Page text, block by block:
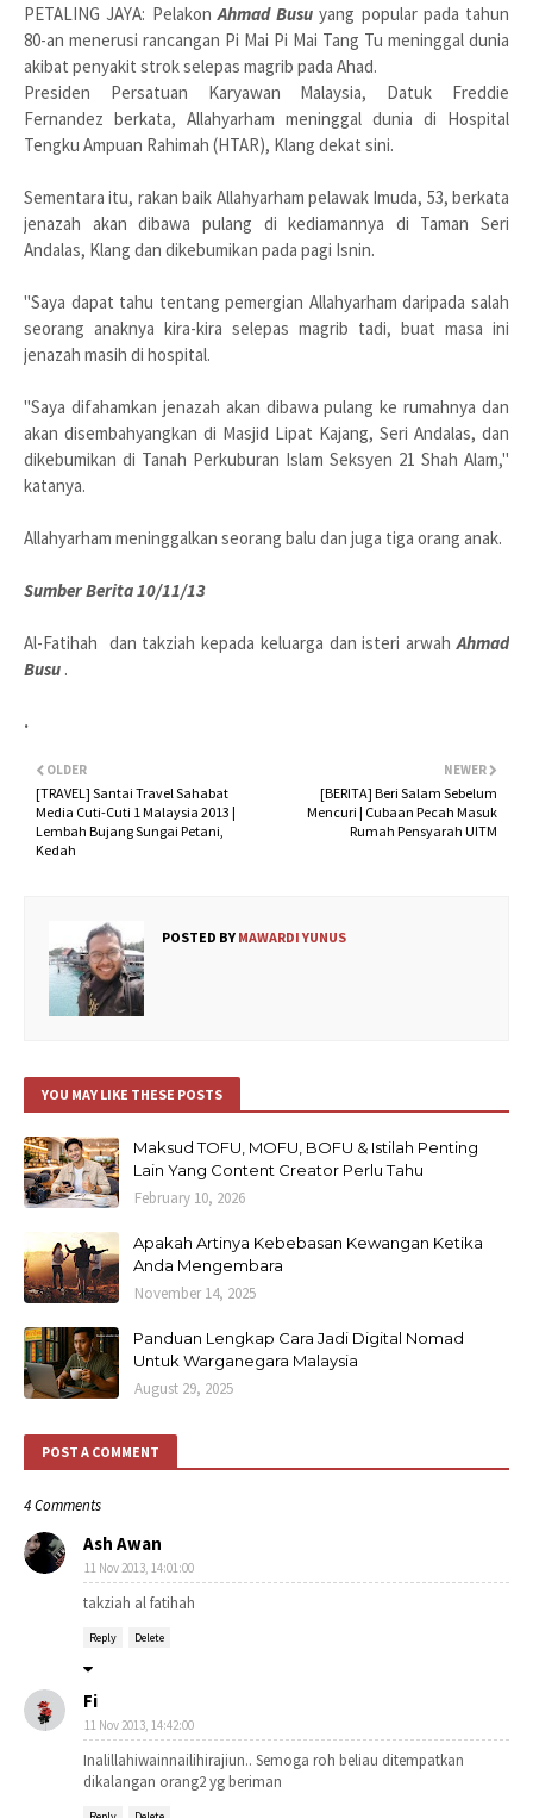
PETALING JAYA: PelakonAhmad Busu yang popular pada tahun
80-an menerusi rancangan Pi Mai Pi Mai Tang Tu meninggal dunia
akibat penyakit strok selepas magrib pada Ahad.
Presiden Persatuan Karyawan Malaysia, Datuk Freddie
Fernandez berkata, Allahyarham meninggal dunia di Hospital
Tengku Ampuan Rahimah (HTAR), Klang dekat sini.
Sementara itu, rakan baik Allahyarham pelawak Imuda, 53, berkata
jenazah akan dibawa pulang di kediamannya di Taman Seri
Andalas, Klang dan dikebumikan pada pagi Isnin.
"Saya dapat tahu tentang pemergian Allahyarham daripada salah
seorang anaknya kira-kira selepas magrib tadi, buat masa ini
jenazah masih di hospital.
"Saya difahamkan jenazah akan dibawa pulang ke rumahnya dan
akan disembahyangkan di Masjid Lipat Kajang, Seri Andalas, dan
dikebumikan di Tanah Perkuburan Islam Seksyen 21 Shah Alam,"
katanya.
Allahyarham meninggalkan seorang balu dan juga tiga orang anak.
Sumber Berita 10/11/13
Al-Fatihah dan takziah kepada keluarga dan isteri arwahAhmad
Busu .
.
NEWER
[BERITA] Beri Salam Sebelum
Mencuri | Cubaan Pecah Masuk
Rumah Pensyarah UITM
OLDER
[TRAVEL] Santai Travel Sahabat
Media Cuti-Cuti 1 Malaysia 2013 |
Lembah Bujang Sungai Petani,
Kedah
POSTED BY MAWARDI YUNUS
YOU MAY LIKE THESE POSTS
Maksud TOFU, MOFU, BOFU & Istilah Penting
Lain Yang Content Creator Perlu Tahu
February 10, 2026
Apakah Artinya Kebebasan Kewangan Ketika
Anda Mengembara
November 14, 2025
Panduan Lengkap Cara Jadi Digital Nomad
Untuk Warganegara Malaysia
August 29, 2025
POST A COMMENT
4 Comments
Ash Awan
11 Nov 2013, 14:01:00
takziah al fatihah
Reply Delete
Fi
11 Nov 2013, 14:42:00
Inalillahiwainnailihirajiun.. Semoga roh beliau ditempatkan
dikalangan orang2 yg beriman